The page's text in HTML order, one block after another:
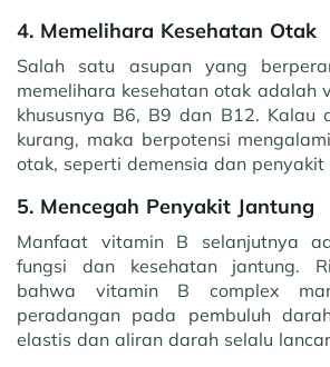
4. Memelihara Kesehatan Otak
Salah satu asupan yang
memelihara kesehatan otak adalah
khususnya B6, B9 dan B12. Kalau
kurang, maka berpotensi
otak, seperti demensia dan penyakit
5. Mencegah Penyakit Jantung
Manfaat vitamin B selanjutnya
fungsi dan kesehatan jantung.
bahwa vitamin B complex
peradangan pada pembuluh
elastis dan aliran darah selalu